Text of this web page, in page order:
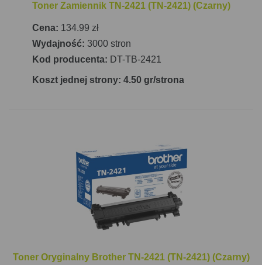
Toner Zamiennik TN-2421 (TN-2421) (Czarny)
Cena: 134.99 zł
Wydajność: 3000 stron
Kod producenta: DT-TB-2421
Koszt jednej strony: 4.50 gr/strona
Toner Oryginalny Brother TN-2421 (TN-2421) (Czarny)